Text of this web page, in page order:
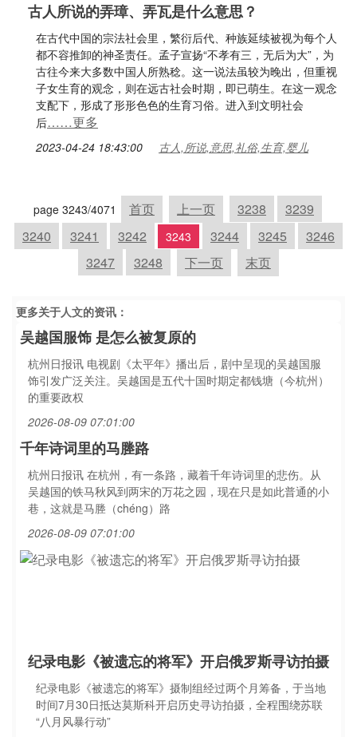
古人所说的弄璋、弄瓦是什么意思？
在古代中国的宗法社会里，繁衍后代、种族延续被视为每个人
都不容推卸的神圣责任。孟子宣扬“不孝有三，无后为大”，为
古往今来大多数中国人所熟稔。这一说法虽较为晚出，但重视
子女生育的观念，则在远古社会时期，即已萌生。在这一观念
支配下，形成了形形色色的生育习俗。进入到文明社会
后……更多
2023-04-24 18:43:00 古人,所说,意思,礼俗,生育,婴儿
page 3243/4071 首页 上一页 3238
3239
3240
3241 3242 3243 3244 3245
3246
3247
3248 下一页 末页
更多关于人文的资讯：
吴越国服饰 是怎么被复原的
杭州日报讯 电视剧《太平年》播出后，剧中呈现的吴越国服
饰引发广泛关注。吴越国是五代十国时期定都钱塘（今杭州）
的重要政权
2026-08-09 07:01:00
千年诗词里的马塍路
杭州日报讯 在杭州，有一条路，藏着千年诗词里的悲伤。从
吴越国的铁马秋风到两宋的万花之园，现在只是如此普通的小
巷，这就是马塍（chéng）路
2026-08-09 07:01:00
纪录电影《被遗忘的将军》开启俄罗斯寻访拍摄
纪录电影《被遗忘的将军》摄制组经过两个月筹备，于当地
时间7月30日抵达莫斯科开启历史寻访拍摄，全程围绕苏联
“八月风暴行动”